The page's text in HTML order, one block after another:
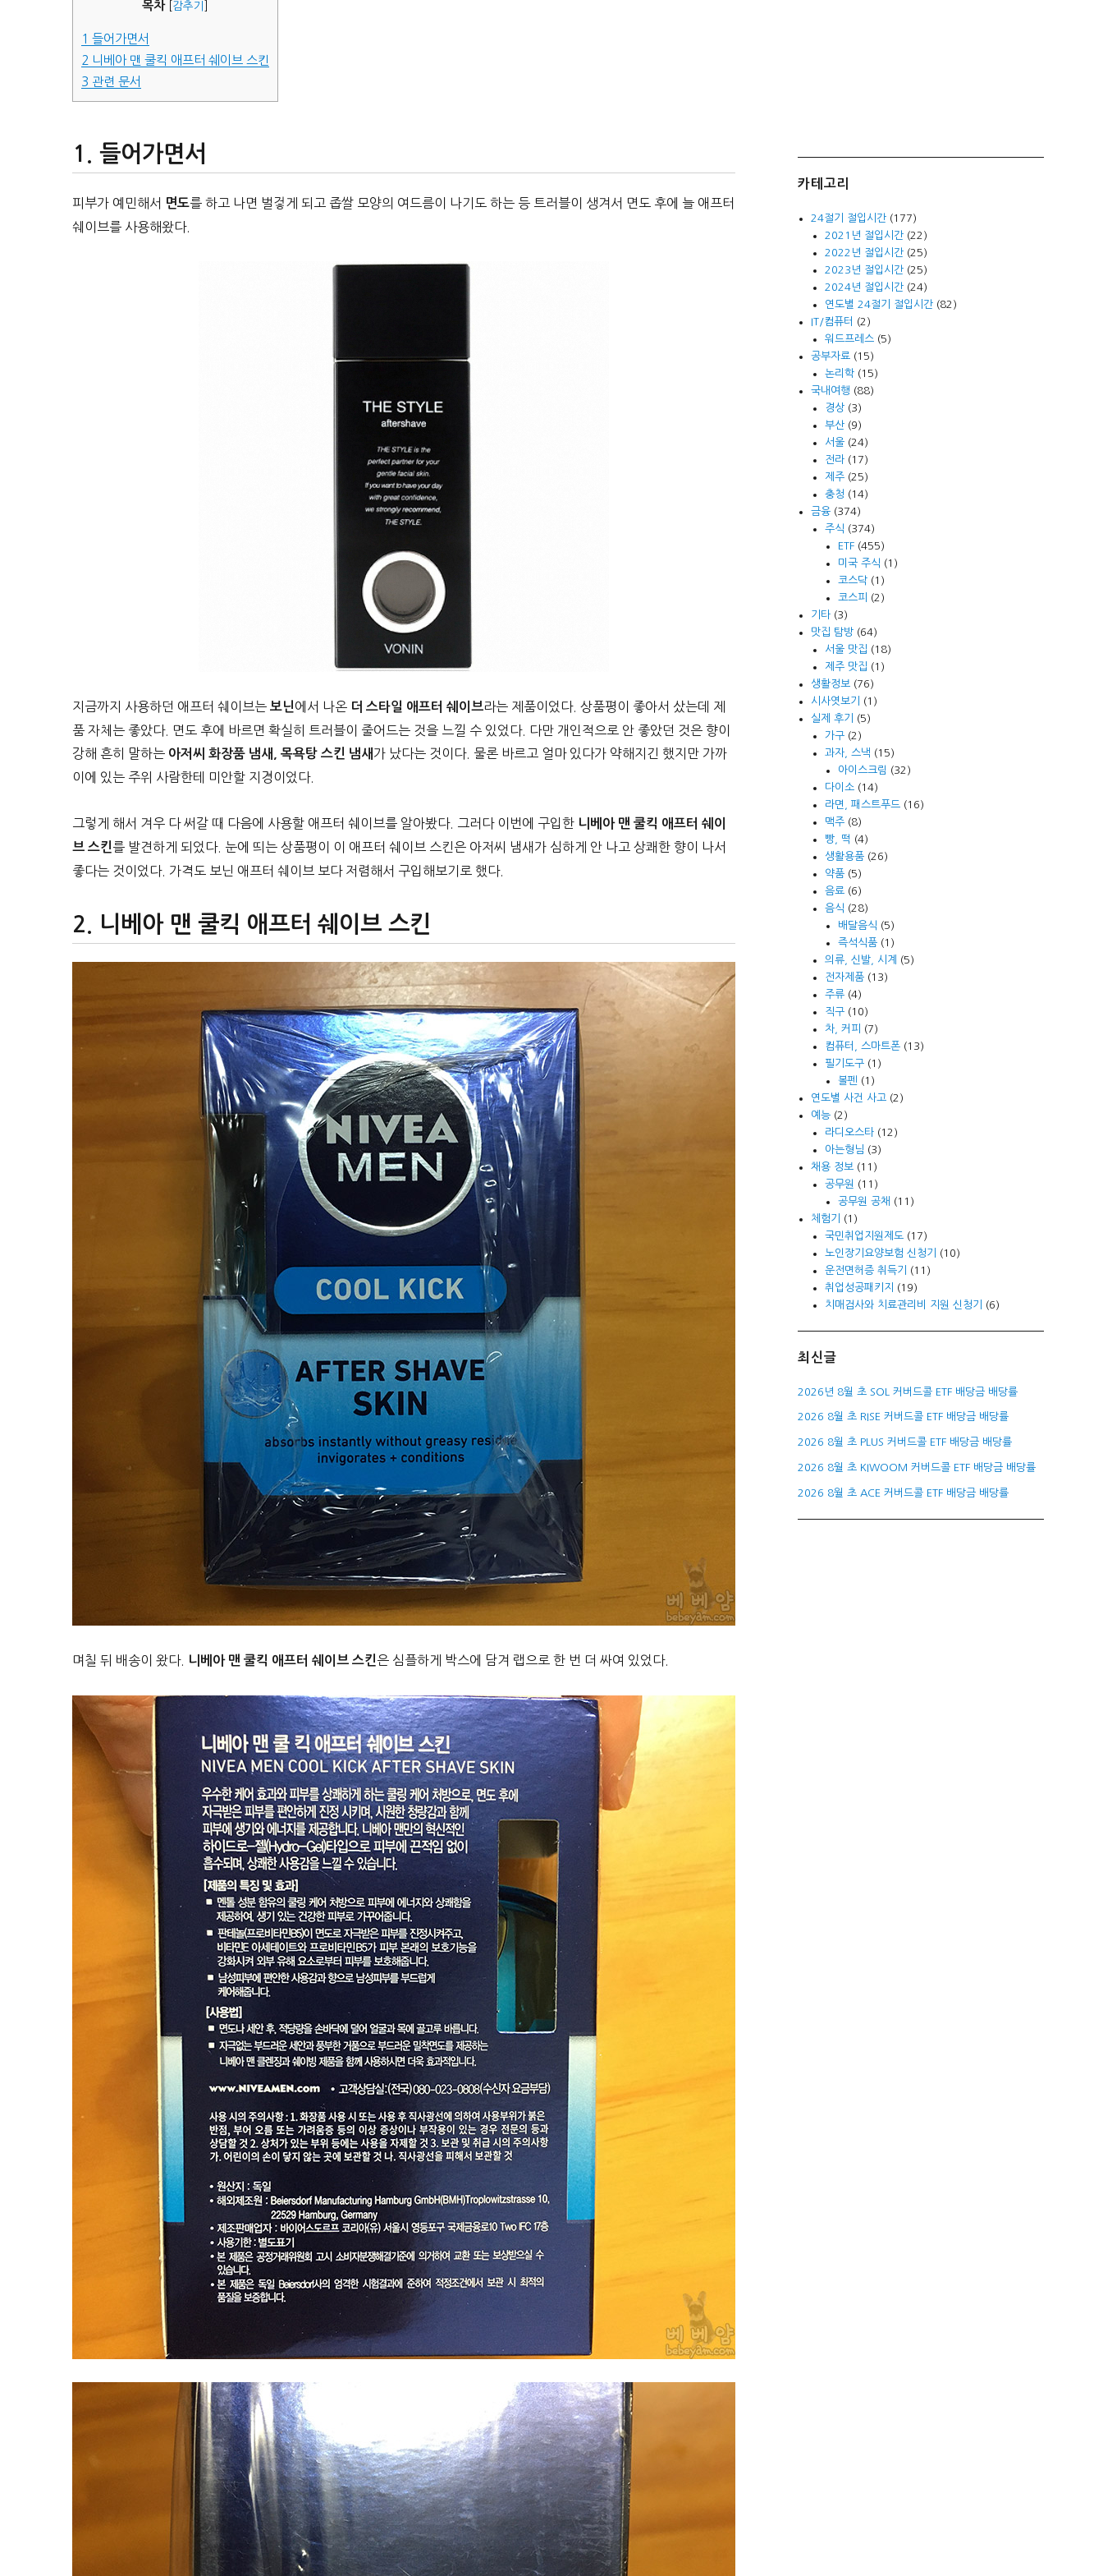
목차 감추기
1 들어가면서
2 니베아 맨 쿨킥 애프터 쉐이브 스킨
3 관련 문서
들어가면서
피부가 예민해서 면도를 하고 나면 벌겋게 되고 좁쌀 모양의 여드름이 나기도 하는 등 트러블이 생겨서 면도 후에 늘 애프터
쉐이브를 사용해왔다.
지금까지 사용하던 애프터 쉐이브는 보닌 에서 나온 더 스타일 애프터 쉐이브라는 제품이었다. 상품평이 좋아서 샀는데 제
품 자체는 좋았다. 면도 후에 바르면 확실히 트러블이 줄어드는 것을 느낄 수 있었다. 다만 개인적으로 안 좋았던 것은 향이
강해 흔히 말하는 아저씨 화장품 냄새, 목욕탕 스킨 냄새 가 났다는 것이다. 물론 바르고 얼마 있다가 약해지긴 했지만 가까
이에 있는 주위 사람한테 미안할 지경이었다.
그렇게 해서 겨우 다 써갈 때 다음에 사용할 애프터 쉐이브를 알아봤다. 그러다 이번에 구입한 니베아 맨 쿨킥 애프터 쉐이
브 스킨 를 발견하게 되었다. 눈에 띄는 상품평이 이 애프터 쉐이브 스킨은 아저씨 냄새가 심하게 안 나고 상쾌한 향이 나서
좋다는 것이었다. 가격도 보닌 애프터 쉐이브 보다 저렴해서 구입해보기로 했다.
니베아 맨 쿨킥 애프터 쉐이브 스킨
며칠 뒤 배송이 왔다. 니베아 맨 쿨킥 애프터 쉐이브 스킨 은 심플하게 박스에 담겨 랩으로 한 번 더 싸여 있었다.
카테고리
24절기 절입시간 (177)
2021년 절입시간(22)
2022년 절입시간(25)
2023년 절입시간(25)
2024년 절입시간(24)
연도별 24절기 절입시간(82)
IT/컴퓨터
(2)
워드프레스(5)
공부자료 (15)
논리학(15)
국내여행 (88)
경상(3)
부산(9)
서울(24)
전라(17)
제주(25)
충청 (14)
금융 (374)
주식 (374)
ETF(455)
미국 주식 (1)
코스닥(1)
코스피
(2)
기타 (3)
맛집 탐방 (64)
서울 맛집 (18)
제주 맛집 (1)
생활정보 (76)
시사엿보기
(1)
실제 후기
(5)
가구(2)
과자, 스낵 (15)
아이스크림 (32)
다이소(14)
라면, 패스트푸드(16)
맥주(8)
빵, 떡 (4)
생활용품(26)
약품(5)
음료(6)
음식 (28)
배달음식 (5)
즉석식품(1)
의류, 신발, 시계
(5)
전자제품(13)
주류(4)
직구(10)
차, 커피
(7)
컴퓨터, 스마트폰(13)
필기도구(1)
볼펜 (1)
연도별 사건 사고 (2)
예능 (2)
라디오스타(12)
아는형님 (3)
채용 정보 (11)
공무원
(11)
공무원 공채 (11)
체험기
(1)
국민취업지원제도(17)
노인장기요양보험 신청기
(10)
운전면허증 취득기
(11)
취업성공패키지
(19)
치매검사와 치료관리비 지원 신청기
(6)
최신글
2026년 8월 초 SOL 커버드콜 ETF 배당금 배당률
2026 8월 초 RISE 커버드콜 ETF 배당금 배당률
2026 8월 초 PLUS 커버드콜 ETF 배당금 배당률
2026 8월 초 KIWOOM 커버드콜 ETF 배당금 배당률
2026 8월 초 ACE 커버드콜 ETF 배당금 배당률